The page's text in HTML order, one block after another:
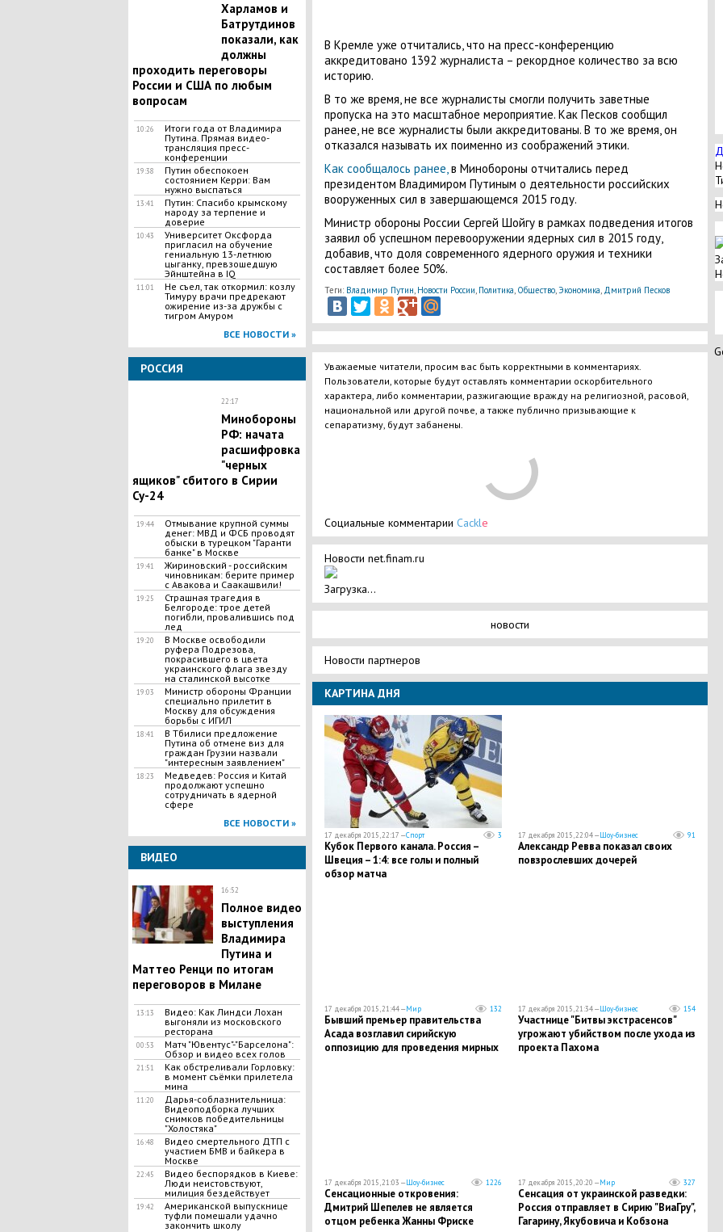
Харламов и
Батрутдинов
показали, как
должны
проходить переговоры
России и США по любым
вопросам
10:26
Итоги года от Владимира
Путина. Прямая видео-
трансляция пресс-
конференции
19:38
Путин обеспокоен
состоянием Керри: Вам
нужно выспаться
13:41
Путин: Спасибо крымскому
народу за терпение и
доверие
10:43
Университет Оксфорда
пригласил на обучение
гениальную 13-летнюю
цыганку, превзошедшую
Эйнштейна в IQ
11:01
Не съел, так откормил: козлу
Тимуру врачи предрекают
ожирение из-за дружбы с
тигром Амуром
ВСЕ НОВОСТИ »
РОССИЯ
22:17
Минобороны
РФ: начата
расшифровка
"черных
ящиков" сбитого в Сирии
Су-24
19:44
Отмывание крупной суммы
денег: МВД и ФСБ проводят
обыски в турецком "Гаранти
банке" в Москве
19:41
Жириновский - российским
чиновникам: берите пример
с Авакова и Саакашвили!
19:25
Страшная трагедия в
Белгороде: трое детей
погибли, провалившись под
лед
19:20
В Москве освободили
руфера Подрезова,
покрасившего в цвета
украинского флага звезду
на сталинской высотке
19:03
Министр обороны Франции
специально прилетит в
Москву для обсуждения
борьбы с ИГИЛ
18:41
В Тбилиси предложение
Путина об отмене виз для
граждан Грузии назвали
"интересным заявлением"
18:23
Медведев: Россия и Китай
продолжают успешно
сотрудничать в ядерной
сфере
ВСЕ НОВОСТИ »
ВИДЕО
16:52
Полное видео
выступления
Владимира
Путина и
Маттео Ренци по итогам
переговоров в Милане
13:13
Видео: Как Линдси Лохан
выгоняли из московского
ресторана
00:53
Матч "Ювентус"-"Барселона":
Обзор и видео всех голов
21:51
Как обстреливали Горловку:
в момент съёмки прилетела
мина
11:20
Дарья-соблазнительница:
Видеоподборка лучших
снимков победительницы
"Холостяка"
16:48
Видео смертельного ДТП с
участием БМВ и байкера в
Москве
22:45
Видео беспорядков в Киеве:
Люди неистовствуют,
милиция бездействует
19:42
Американской выпускнице
туфли помешали удачно
закончить школу
В Кремле уже отчитались, что на пресс-конференцию
аккредитовано 1392 журналиста – рекордное количество за всю
историю.
В то же время, не все журналисты смогли получить заветные
пропуска на это масштабное мероприятие. Как Песков сообщил
ранее, не все журналисты были аккредитованы. В то же время, он
отказался называть их поименно из соображений этики.
Как сообщалось ранее, в Минобороны отчитались перед
президентом Владимиром Путиным о деятельности российских
вооруженных сил в завершающемся 2015 году.
Министр обороны России Сергей Шойгу в рамках подведения итогов
заявил об успешном перевооружении ядерных сил в 2015 году,
добавив, что доля современного ядерного оружия и техники
составляет более 50%.
Теги: Владимир Путин Новости России Политика Общество, Экономика Дмитрий Песков
Уважаемые читатели, просим вас быть корректными в комментариях.
Пользователи, которые будут оставлять комментарии оскорбительного
характера, либо комментарии, разжигающие вражду на религиозной, расовой,
национальной или другой почве, а также публично призывающие к
сепаратизму, будут забанены.
Социальные комментарии Cackle
Новости net.finam.ru
Загрузка...
новости
Новости партнеров
КАРТИНА ДНЯ
17 декабря 2015, 22:17 —Спорт 3
Кубок Первого канала. Россия –
Швеция – 1:4: все голы и полный
обзор матча
17 декабря 2015, 22:04 —Шоу-бизнес 91
Александр Ревва показал своих
повзрослевших дочерей
17 декабря 2015, 21:44 —Мир 132
Бывший премьер правительства
Асада возглавил сирийскую
оппозицию для проведения мирных
17 декабря 2015, 21:34 —Шоу-бизнес 154
Участнице "Битвы экстрасенсов"
угрожают убийством после ухода из
проекта Пахома
17 декабря 2015, 21:03 —Шоу-бизнес 1226
Сенсационные откровения:
Дмитрий Шепелев не является
отцом ребенка Жанны Фриске
17 декабря 2015, 20:20 —Мир 327
Сенсация от украинской разведки:
Россия отправляет в Сирию "ВиаГру",
Гагарину, Якубовича и Кобзона